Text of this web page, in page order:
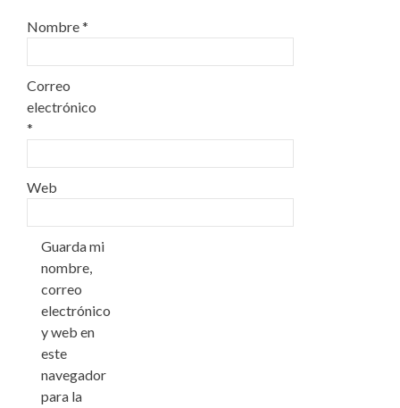
Nombre*
Correo
electrónico
*
Web
Guarda mi
nombre,
correo
electrónico
y web en
este
navegador
para la